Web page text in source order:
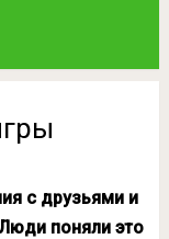
с друзьями и
поняли это